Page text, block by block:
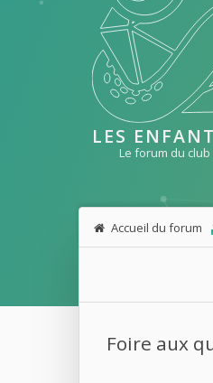
LES
Le forum du club
Accueil du forum
Foire aux